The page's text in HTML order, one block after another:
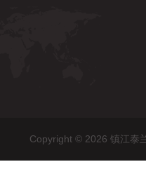
Copyright © 2026 镇江